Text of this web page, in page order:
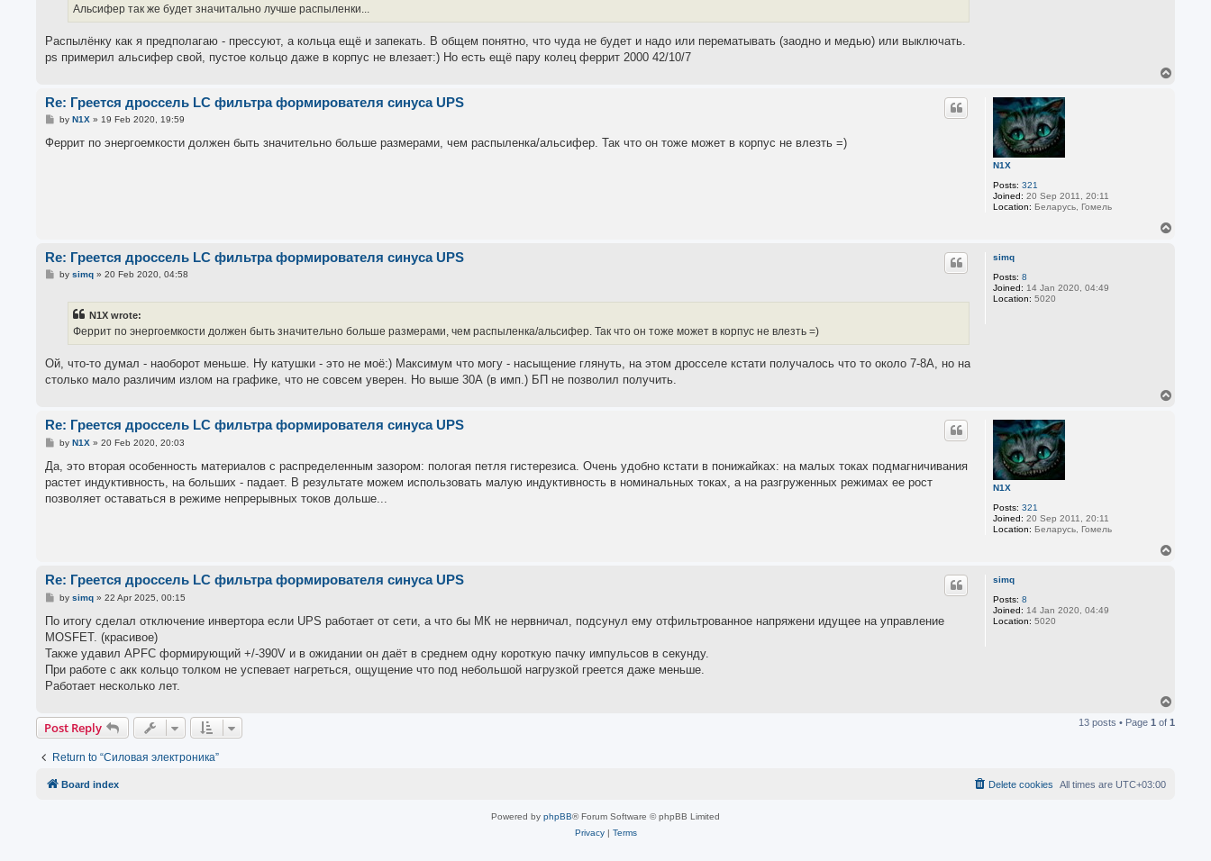
Альсифер так же будет значитально лучше распыленки...
Распылёнку как я предполагаю - прессуют, а кольца ещё и запекать. В общем понятно, что чуда не будет и надо или перематывать (заодно и медью) или выключать.
ps примерил альсифер свой, пустое кольцо даже в корпус не влезает:) Но есть ещё пару колец феррит 2000 42/10/7
N1X
Posts: 321
Joined: 20 Sep 2011, 20:11
Location: Беларусь, Гомель
Re: Греется дроссель LC фильтра формирователя синуса UPS
P
s
by N1X» 19 Feb 2020, 19:59
Феррит по энергоемкости должен быть значительно больше размерами, чем распыленка/альсифер. Так что он тоже может в корпус не влезть =)
simq
Posts: 8
Joined: 14 Jan 2020, 04:49
Location: 5020
Re: Греется дроссель LC фильтра формирователя синуса UPS
Pby simq» 20 Feb 2020, 04:58
N1X wrote:
Феррит по энергоемкости должен быть значительно больше размерами, чем распыленка/альсифер. Так что он тоже может в корпус не влезть =)
Ой, что-то думал - наоборот меньше. Ну катушки - это не моё:) Максимум что могу - насыщение глянуть, на этом дросселе кстати получалось что то около 7-8А, но на
столько мало различим излом на графике, что не совсем уверен. Но выше 30А (в имп.) БП не позволил получить.
N1X
Posts: 321
Joined: 20 Sep 2011, 20:11
Location: Беларусь, Гомель
Re: Греется дроссель LC фильтра формирователя синуса UPS
P
s
by N1X» 20 Feb 2020, 20:03
Да, это вторая особенность материалов с распределенным зазором: пологая петля гистерезиса. Очень удобно кстати в понижайках: на малых токах подмагничивания
растет индуктивность, на больших - падает. В результате можем использовать малую индуктивность в номинальных токах, а на разгруженных режимах ее рост
позволяет оставаться в режиме непрерывных токов дольше...
simq
Posts: 8
Joined: 14 Jan 2020, 04:49
Location: 5020
Re: Греется дроссель LC фильтра формирователя синуса UPS
P
s
by simq» 22 Apr 2025, 00:15
По итогу сделал отключение инвертора если UPS работает от сети, а что бы МК не нервничал, подсунул ему отфильтрованное напряжени идущее на управление
MOSFET. (красивое)
Также удавил APFC формирующий +/-390V и в ожидании он даёт в среднем одну короткую пачку импульсов в секунду.
При работе с акк кольцо толком не успевает нагреться, ощущение что под небольшой нагрузкой греется даже меньше.
Работает несколько лет.
p
Post Reply 13 posts • Page 1 of 1
Return to “Силовая электроника”
Board index All times are UTC+03:00
Delete cookies
Powered by phpBB® Forum Software © phpBB Limited
Privacy| Terms